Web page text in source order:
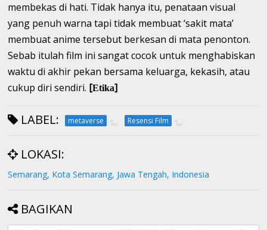
membekas di hati. Tidak hanya itu, penataan visual
yang penuh warna tapi tidak membuat ‘sakit mata’
membuat anime tersebut berkesan di mata penonton.
Sebab itulah film ini sangat cocok untuk menghabiskan
waktu di akhir pekan bersama keluarga, kekasih, atau
cukup diri sendiri. [Etika]
LABEL: metaverse Resensi Film
LOKASI:
Semarang, Kota Semarang, Jawa Tengah, Indonesia
BAGIKAN